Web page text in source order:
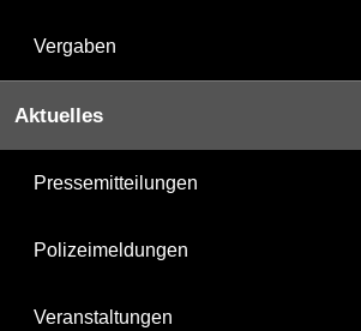
Vergaben
Aktuelles
Pressemitteilungen
Polizeimeldungen
Veranstaltungen